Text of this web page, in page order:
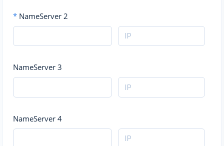
* NameServer 2
NameServer 3
NameServer 4